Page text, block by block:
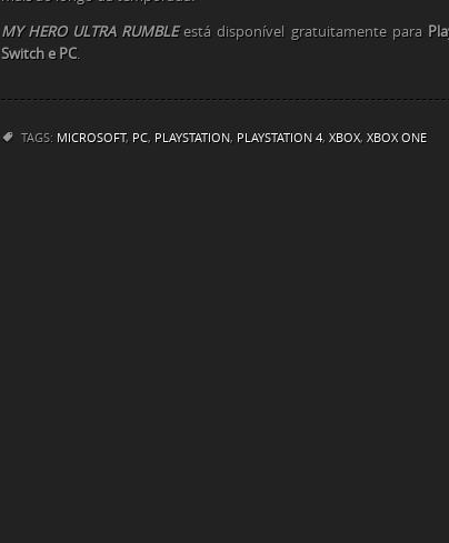
MY HERO ULTRA RUMBLEestá disponível gratuitamente para
Switch e PC.
TAGS: MICROSOFT, PC, PLAYSTATION, PLAYSTATION 4, XBOX, XBOX ONE